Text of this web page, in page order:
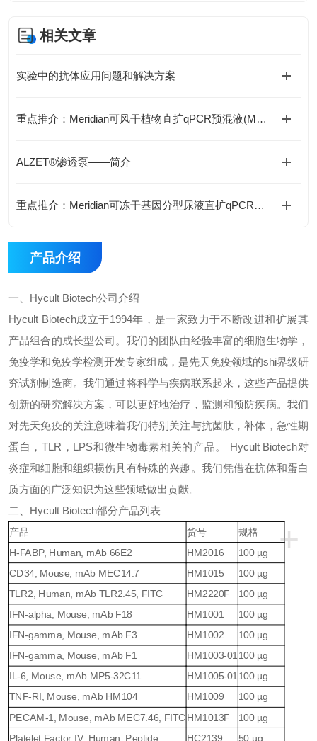
相关文章
实验中的抗体应用问题和解决方案
重点推介：Meridian可风干植物直扩qPCR预混液(MDX116)
ALZET®渗透泵——简介
重点推介：Meridian可冻干基因分型尿液直扩qPCR预混液(MDX158)
产品介绍
一、 Hycult Biotech公司介绍
Hycult Biotech成立于1994年，是一家致力于不断改进和扩展其
产品组合的成长型公司。我们的团队由经验丰富的细胞生物学，
免疫学和免疫学检测开发专家组成，是先天免疫领域的shi界级研
究试剂制造商。我们通过将科学与疾病联系起来，这些产品提供
创新的研究解决方案，可以更好地治疗，监测和预防疾病。我们
对先天免疫的关注意味着我们特别关注与抗菌肽，补体，急性期
蛋白， TLR ， LPS和微生物毒素相关的产品。 Hycult Biotech对
炎症和细胞和组织损伤具有特殊的兴趣。我们凭借在抗体和蛋白
质方面的广泛知识为这些领域做出贡献。
二、 Hycult Biotech部分产品列表
+
产品 货号
规格
H-FABP, Human, mAb 66E2
HM2016
100 µg
CD34, Mouse, mAb MEC14.7
HM1015
100 µg
TLR2, Human, mAb TLR2.45, FITC
HM2220F
100 µg
IFN-alpha, Mouse, mAb F18
HM1001
100 µg
IFN-gamma, Mouse, mAb F3
HM1002 100 µg
IFN-gamma, Mouse, mAb F1 HM1003-01 100 µg
IL-6, Mouse, mAb MP5-32C11 HM1005-01100 µg
TNF-RI, Mouse, mAb HM104
HM1009
100 µg
PECAM-1, Mouse, mAb MEC7.46, FITCHM1013F
100 µg
Platelet Factor IV, Human, Peptide
HC2139 50 µg